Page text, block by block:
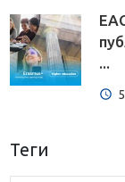
...
Теги